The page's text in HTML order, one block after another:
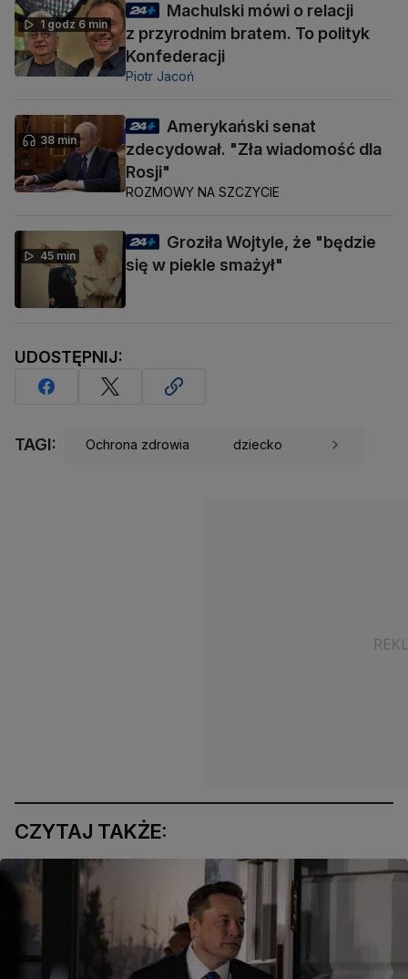
1 godz 6 min
Machulski mówi o relacji
z przyrodnim bratem. To polityk
Konfederacji
Piotr Jacoń
38 min
Amerykański senat
zdecydował. "Zła wiadomość dla
Rosji"
ROZMOWY NA SZCZYCIE
45 min
Groziła Wojtyle, że "będzie
się w piekle smażył"
UDOSTĘPNIJ:
TAGI: Ochrona zdrowia dziecko
CZYTAJ TAKŻE: